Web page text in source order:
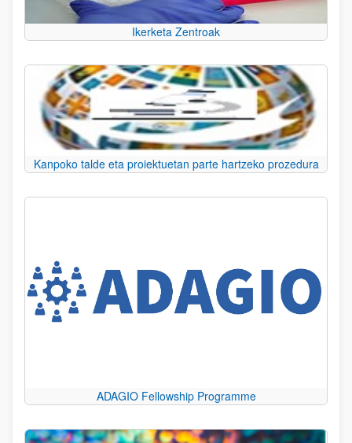
Ikerketa Zentroak
Kanpoko talde eta proiektuetan parte hartzeko prozedura
ADAGIO Fellowship Programme